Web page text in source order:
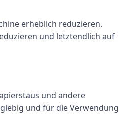
erheblich reduzieren.
und letztendlich auf
und andere
und für die Verwendung